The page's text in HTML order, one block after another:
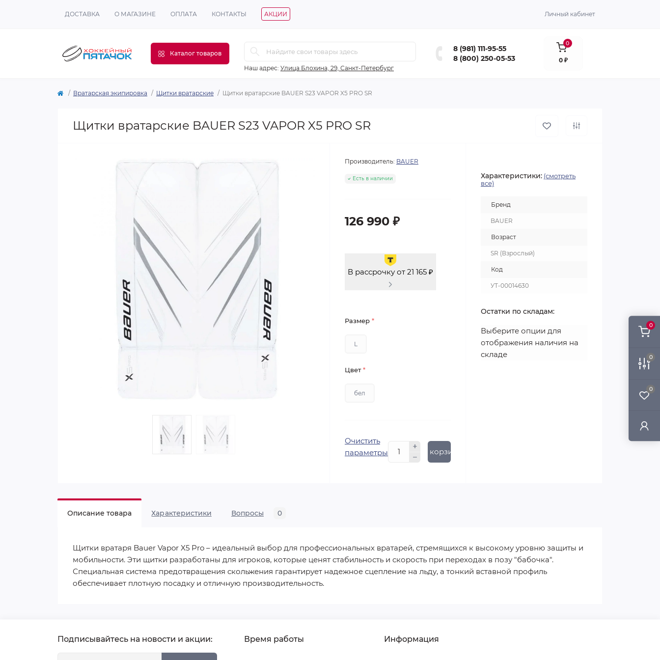
0
0
0
ДОСТАВКА О МАГАЗИНЕ ОПЛАТА КОНТАКТЫ АКЦИИ Личный кабинет
Каталог товаров
Наш адрес: Улица Блохина, 29, Санкт-Петербург
8 (981) 111-95-55
8 (800) 250-05-53
0
0 ₽
Вратарская экипировка Щитки вратарские Щитки вратарские BAUER S23 VAPOR X5 PRO SR
Щитки вратарские BAUER S23 VAPOR X5 PRO SR
Производитель: BAUER
Есть в наличии
126 990 ₽
В рассрочку от 21 165 ₽
Размер *
L
Цвет*
бел
Очистить
параметры
В корзину
Характеристики: (смотреть
все)
Бренд
BAUER
Возраст
SR (Взрослый)
Код
УТ-00014630
Остатки по складам:
Выберите опции для
отображения наличия на
складе
Описание товара Характеристики Вопросы 0
Щитки вратаря Bauer Vapor X5 Pro – идеальный выбор для профессиональных вратарей, стремящихся к высокому уровню защиты и
мобильности. Эти щитки разработаны для игроков, которые ценят стабильность и скорость при переходах в позу "бабочка".
Специальная система предотвращения скольжения гарантирует надежное сцепление на льду, а тонкий вставной профиль
обеспечивает плотную посадку и отличную производительность.
Подписывайтесь на новости и акции: Время работы Информация